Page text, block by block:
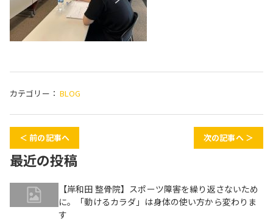
カテゴリー： BLOG
＜ 前の記事へ 次の記事へ ＞
最近の投稿
【岸和田 整骨院】スポーツ障害を繰り返さないため
に。「動けるカラダ」は身体の使い方から変わりま
す